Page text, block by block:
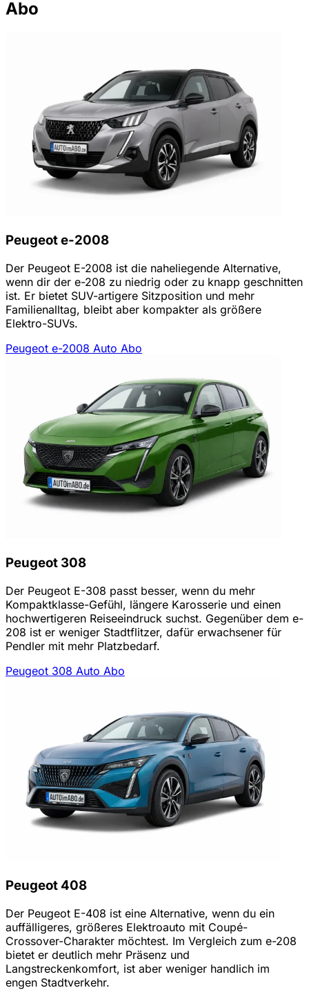
Abo
Peugeot e-2008
Der Peugeot E-2008 ist die naheliegende Alternative,
wenn dir der e-208 zu niedrig oder zu knapp geschnitten
ist. Er bietet SUV-artigere Sitzposition und mehr
Familienalltag, bleibt aber kompakter als größere
Elektro-SUVs.
Peugeot e-2008 Auto Abo
Peugeot 308
Der Peugeot E-308 passt besser, wenn du mehr
Kompaktklasse-Gefühl, längere Karosserie und einen
hochwertigeren Reiseeindruck suchst. Gegenüber dem e-
208 ist er weniger Stadtflitzer, dafür erwachsener für
Pendler mit mehr Platzbedarf.
Peugeot 308 Auto Abo
Peugeot 408
Der Peugeot E-408 ist eine Alternative, wenn du ein
auffälligeres, größeres Elektroauto mit Coupé-
Crossover-Charakter möchtest. Im Vergleich zum e-208
bietet er deutlich mehr Präsenz und
Langstreckenkomfort, ist aber weniger handlich im
engen Stadtverkehr.